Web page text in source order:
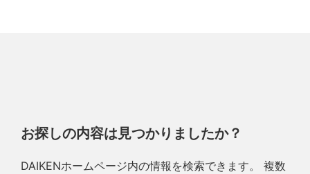
お探しの内容は見つかりましたか？
DAIKENホームページ内の情報を検索できます。 複数